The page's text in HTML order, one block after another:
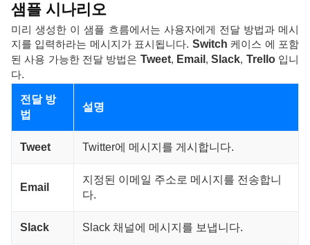
샘플 시나리오
미리 생성한 이 샘플 흐름에서는 사용자에게 전달 방법과 메시
지를 입력하라는 메시지가 표시됩니다. Switch 케이스 에 포함
된 사용 가능한 전달 방법은 Tweet, Email ,Slack, Trello입니
다.
전달 방
법
설명
Tweet Twitter에 메시지를 게시합니다.
Email
지정된 이메일 주소로 메시지를 전송합니
다.
Slack Slack 채널에 메시지를 보냅니다.